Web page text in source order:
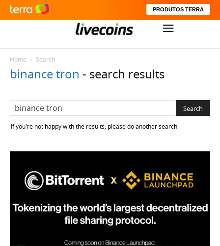
PRODUTOS TERRA
Home Search
binance tron - search results
If you're not happy with the results, please do another search